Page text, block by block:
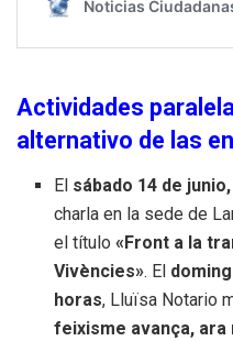
Actividades
alternativo de las
El sábado 14 de
charla en la sede de
el título«Front a la
Vivències». El
horas, Lluïsa Notario
feixisme avança, ara